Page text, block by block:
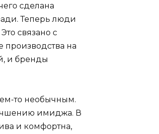
сделана
Теперь люди
связано с
производства на
и бренды
то необычным.
имиджа. В
и комфортна,